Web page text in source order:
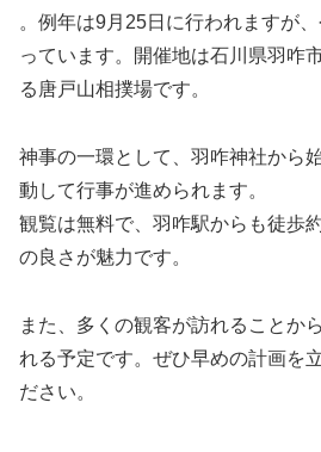
。例年は9月25日に行われますが
っています。開催地は石川県羽咋
る唐戸山相撲場です。
神事の一環として、羽咋神社から
動して行事が進められます。
観覧は無料で、羽咋駅からも徒歩
の良さが魅力です。
また、多くの観客が訪れることか
れる予定です。ぜひ早めの計画を
ださい。